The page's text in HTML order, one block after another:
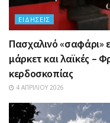
ΕΙΔΉΣΕΙΣ
Πασχαλινό «σαφάρι»
μάρκετ και λαϊκές –
κερδοσκοπίας
4 ΑΠΡΙΛΊΟΥ 2026